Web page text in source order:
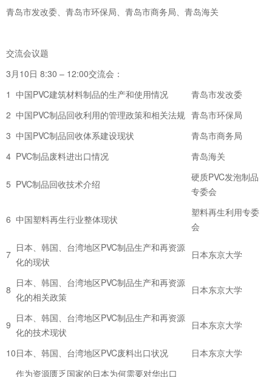
青岛市发改委、青岛市环保局、青岛市商务局、青岛海关
交流会议题
3月10日 8:30 – 12:00交流会：
1 中国PVC建筑材料制品的生产和使用情况
青岛市发改委
2 中国PVC制品回收利用的管理政策和相关法规 青岛市环保局
3 中国PVC制品回收体系建设现状
青岛市商务局
4 PVC制品废料进出口情况 青岛海关
5 PVC制品回收技术介绍
硬质PVC发泡制品
专委会
6 中国塑料再生行业整体现状
塑料再生利用专委
会
7
日本、韩国、台湾地区PVC制品生产和再资源
化的现状
日本东京大学
8
日本、韩国、台湾地区PVC制品生产和再资源
化的相关政策
日本东京大学
9
日本、韩国、台湾地区PVC制品生产和再资源
化的技术现状
日本东京大学
10日本、韩国、台湾地区PVC废料出口状况 日本东京大学
作为资源匮乏国家的日本为何需要对华出口